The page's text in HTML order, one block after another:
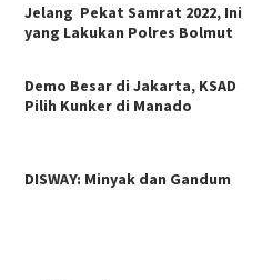
Jelang Pekat Samrat 2022, Ini
yang Lakukan Polres Bolmut
Demo Besar di Jakarta, KSAD
Pilih Kunker di Manado
DISWAY: Minyak dan Gandum